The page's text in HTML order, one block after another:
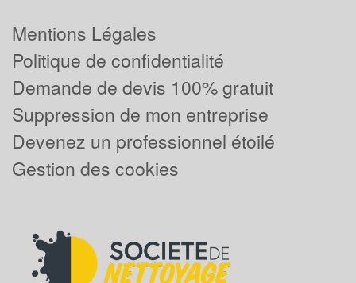
Mentions Légales
Politique de confidentialité
Demande de devis 100% gratuit
Suppression de mon entreprise
Devenez un professionnel étoilé
Gestion des cookies